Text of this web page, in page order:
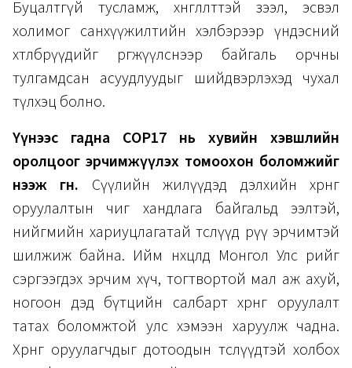
Буцалтгүй тусламж, хөнгөлөлттэй зээл, эсвэл
холимог санхүүжилтийн хэлбэрээр үндэсний
хөтөлбөрүүдийг өргөжүүлснээр байгаль орчны
тулгамдсан асуудлуудыг шийдвэрлэхэд чухал
түлхэц болно.
Үүнээс гадна COP17 нь хувийн хэвшлийн
оролцоог эрчимжүүлэх томоохон боломжийг
нээж өгнө. Сүүлийн жилүүдэд дэлхийн хөрөнгө
оруулалтын чиг хандлага байгальд ээлтэй,
нийгмийн хариуцлагатай төслүүд рүү эрчимтэй
шилжиж байна. Ийм нөхцөлд Монгол Улс өөрийгөө
сэргээгдэх эрчим хүч, тогтвортой мал аж ахуй,
ногоон дэд бүтцийн салбарт хөрөнгө оруулалт
татах боломжтой улс хэмээн харуулж чадна.
Хөрөнгө оруулагчдыг дотоодын төслүүдтэй холбох